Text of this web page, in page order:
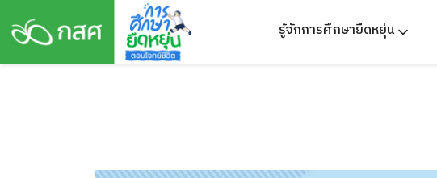
content
รู้จักการศึกษายืดหยุ่น